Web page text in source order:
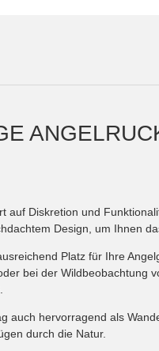
auf Diskretion und
Design, um Ihnen
Platz für Ihre
bei der
auch hervorragend als
durch die Natur.